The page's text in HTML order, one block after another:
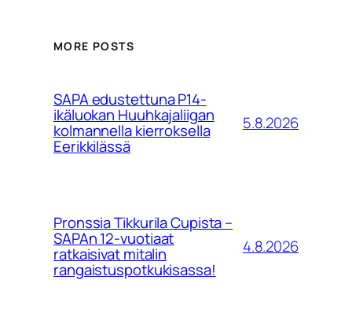
MORE POSTS
SAPA edustettuna P14-
ikäluokan Huuhkajaliigan
kolmannella kierroksella
Eerikkilässä
5.8.2026
Pronssia Tikkurila Cupista –
SAPAn 12-vuotiaat
ratkaisivat mitalin
rangaistuspotkukisassa!
4.8.2026